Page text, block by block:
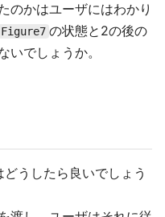
のかはユーザにはわかり
Figure7 の状態と2の後の
いでしょうか。
うしたら良いでしょう